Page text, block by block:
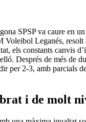
SPSP va caure en
Voleibol Leganés, resolt
els constants canvis
Després de més de
per 2-3, amb parcials
i de molt